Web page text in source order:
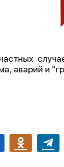
аварий и
Odnoklassniki